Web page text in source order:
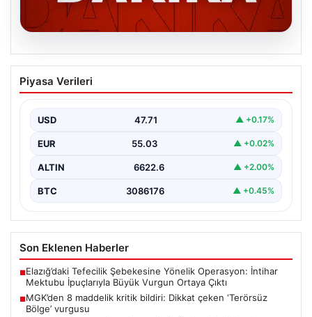
MGK’den 8 maddelik kritik bildiri: Dikkat
çeken ‘Terörsüz Bölge’ vurgusu
Piyasa Verileri
USD 47.71 ▲ +0.17%
EUR 55.03 ▲ +0.02%
ALTIN 6622.6 ▲ +2.00%
BTC 3086176 ▲ +0.45%
Son Eklenen Haberler
■Elazığ’daki Tefecilik Şebekesine Yönelik Operasyon: İntihar
Mektubu İpuçlarıyla Büyük Vurgun Ortaya Çıktı
■MGK’den 8 maddelik kritik bildiri: Dikkat çeken ‘Terörsüz
Bölge’ vurgusu